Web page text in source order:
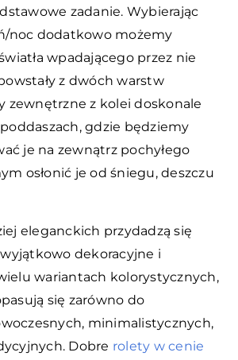
zadanie. Wybierając
noc dodatkowo możemy
wpadającego przez nie
z dwóch warstw
zewnętrzne z kolei doskonale
gdzie będziemy
je na zewnątrz pochyłego
osłonić je od śniegu, deszczu
eleganckich przydadzą się
dekoracyjne i
wariantach kolorystycznych,
się zarówno do
minimalistycznych,
Dobre rolety w cenie